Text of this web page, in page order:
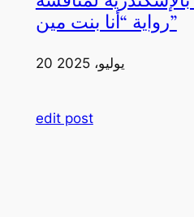
رواية “أنا بنت مين”
20 يوليو، 2025
edit post